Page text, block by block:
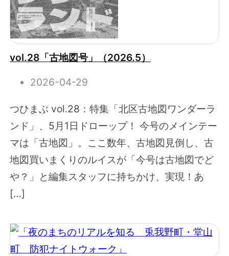
vol.28「古地図号」（2026.5）
2026-04-29
つひまぶ vol.28：特集「北区古地図ワンダーラ
ンド」、5月1日ドローップ！ 今号のメインテー
マは「古地図」。ここ数年、古地図見倒し、古
地図買いまくりのルイスが「今号は古地図でど
や？」と編集スタッフに持ちかけ、実現！あ
[…]